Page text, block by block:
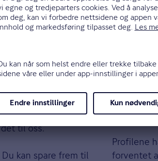
få opptil 5 500 kroner i utsatt skatt.
Spar opptil 25 000 kroner per
pensjon og få skattefordeler nå –
til oss.
kan spare frem til
Profilene
forventet